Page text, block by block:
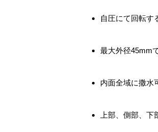
自圧にて回転す
最大外径45mm
内面全域に撒水
上部、側部、